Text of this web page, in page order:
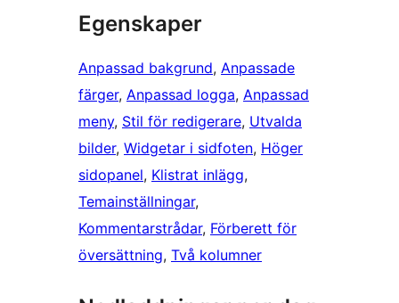
Egenskaper
Anpassad bakgrund, Anpassade
färger, Anpassad logga, Anpassad
meny, Stil för redigerare, Utvalda
bilder, Widgetar i sidfoten, Höger
sidopanel, Klistrat inlägg
Temainställningar
Kommentarstrådar, Förberett för
översättning, Två kolumner